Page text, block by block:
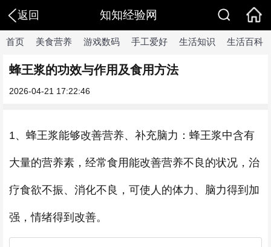
返回 知知经验网
首页 美食营养 游戏数码 手工爱好 生活知识 生活百科
蜂王浆的功效与作用及食用方法
2026-04-21 17:22:46
1、蜂王浆能够改善营养、补充脑力：蜂王浆中含有
大量的营养素，经常食用能改善营养不良的状况，治
疗食欲不振、消化不良，可使人的体力、脑力得到加
强，情绪得到改善。